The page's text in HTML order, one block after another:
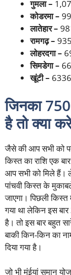
गुमला –
कोडरमा –
लातेहार –
रामगढ़ –
लोहरदगा –
सिमडेगा –
खूंटी –
जिनका
है तो क्या
जैसे की आप सभी को
किस्त का राशि एक
आप सभी को मिले हैं।
पांचवी किस्त के
जाएगा। पिछली
गया था लेकिन इस
है। तो इस बार बहुत
बाकी किन-किन का
दिया गया है।
जो भी मंईयां समान